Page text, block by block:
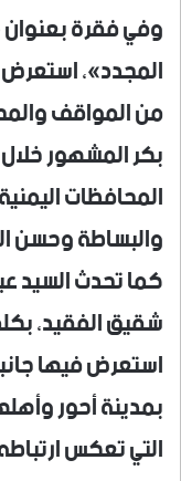
وفي فقرة
المجدد»،
من المواقف
بكر المشهور
المحافظات
والبساطة وحسن
كما تحدث السيد
شقيق الفقيد،
استعرض فيها
بمدينة أحور
التي تعكس